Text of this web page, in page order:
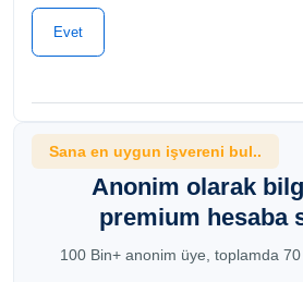
Evet
Sana en uygun işvereni bul..
Anonim olarak
premium hesaba
100 Bin+ anonim üye, toplamda 70